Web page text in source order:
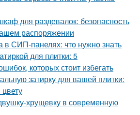
для раздевалок: безопасность
распоряжении
в СИП-панелях: что нужно знать
для плитки: 5
которых стоит избегать
затирку для вашей плитки:
хрущевку в современную